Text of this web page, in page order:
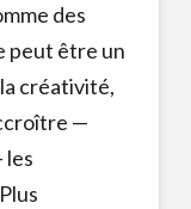
des
peut être un
créativité,
—
les